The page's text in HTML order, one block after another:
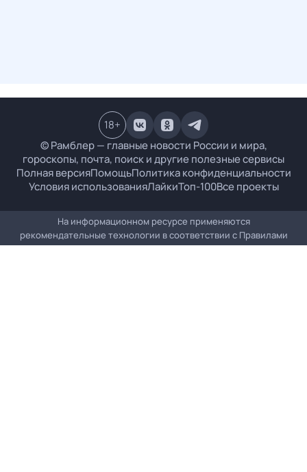
© Рамблер — главные новости России и мира,
гороскопы, почта, поиск и другие полезные сервисы
Полная версияПомощьПолитика конфиденциальности
Условия использованияЛайкиТоп-100Все проекты
18+
На информационном ресурсе применяются
рекомендательные технологии в соответствии с Правилами